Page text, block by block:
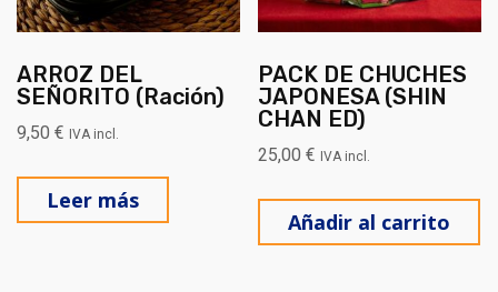
ARROZ DEL
SEÑORITO (Ración)
9,50 € IVA incl.
Leer más
PACK DE CHUCHES
JAPONESA (SHIN
CHAN ED)
25,00€ IVA incl.
Añadir al carrito